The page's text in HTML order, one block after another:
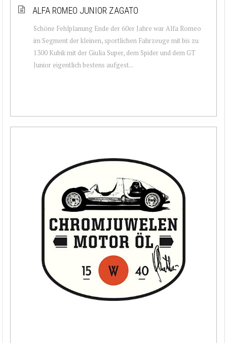
ALFA ROMEO JUNIOR ZAGATO
Schöne Fehlplanung Ende der 60er Jahre war Alfa Romeo
im Segment der kleinen, sportlichen Fahrzeuge mit bis zu
1300 Kubik mit der Giulia Super, dem Spider und dem GT
Junior eigentlich bestens aufgest...